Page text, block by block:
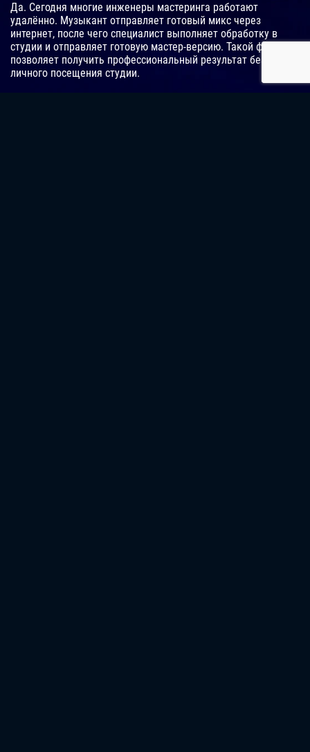
Да. Сегодня многие инженеры мастеринга работают
удалённо. Музыкант отправляет готовый микс через
интернет, после чего специалист выполняет обработку в
студии и отправляет готовую мастер-версию. Такой формат
позволяет получить профессиональный результат без
личного посещения студии.